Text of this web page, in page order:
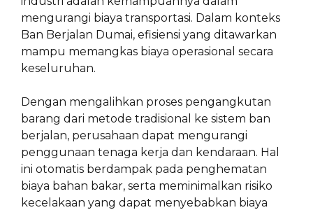
mengurangi biaya transportasi. Dalam konteks
Ban Berjalan Dumai, efisiensi yang ditawarkan
mampu memangkas biaya operasional secara
keseluruhan.
Dengan mengalihkan proses pengangkutan
barang dari metode tradisional ke sistem ban
berjalan, perusahaan dapat mengurangi
penggunaan tenaga kerja dan kendaraan. Hal
ini otomatis berdampak pada penghematan
biaya bahan bakar, serta meminimalkan risiko
kecelakaan yang dapat menyebabkan biaya